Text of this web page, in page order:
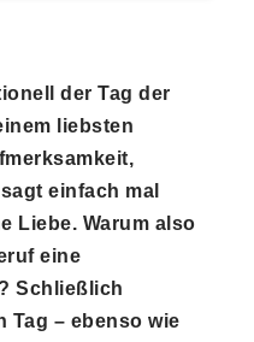
der Tag der
liebsten
einfach mal
Liebe. Warum also
eine
Schließlich
Tag – ebenso wie